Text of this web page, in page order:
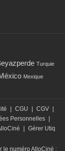
Turquie
Mexique
CGU CGV
Personnelles
Gérer Utiq
le numéro AlloCiné :